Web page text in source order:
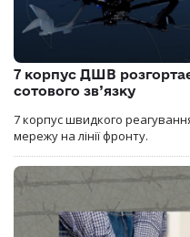
7 корпус ДШВ
сотового зв’язку
7 корпус швидкого
мережу на лінії фронту.